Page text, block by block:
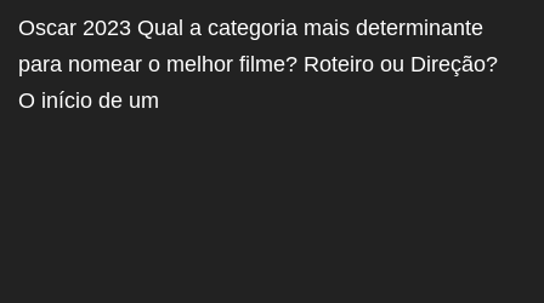
Oscar 2023 Qual a categoria mais determinante
para nomear o melhor filme? Roteiro ou Direção?
O início de um